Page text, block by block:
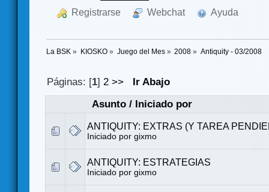
Registrarse Webchat Ayuda
La BSK » KIOSKO» Juego del Mes» 2008 » Antiquity - 03/2008
Páginas: [1]2 >>
Ir Abajo
Asunto/ Iniciado por
ANTIQUITY: EXTRAS (Y TAREA
Iniciado por gixmo
ANTIQUITY: ESTRATEGIAS
Iniciado por gixmo